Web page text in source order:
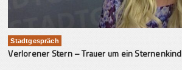
Stadtgespräch
Verlorener Stern – Trauer um ein Sternenkind